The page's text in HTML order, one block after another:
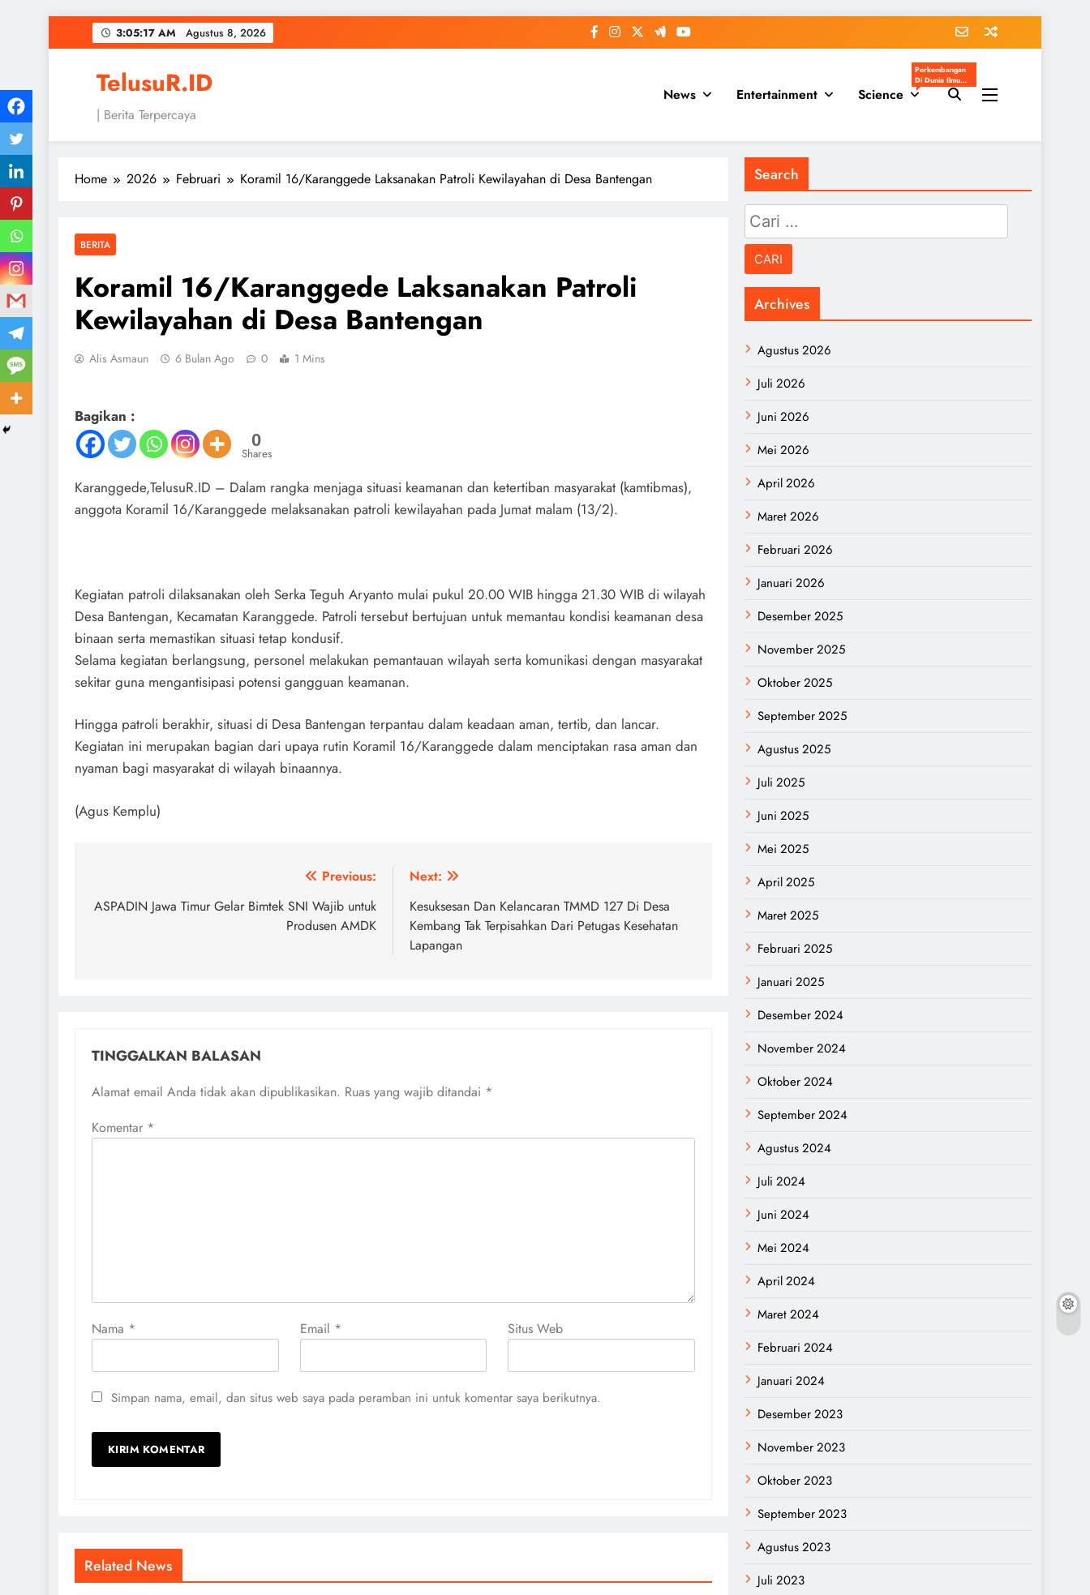
to
3:05:17 AM Agustus 8, 2026
TelusuR.ID
| Berita Terpercaya
News Entertainment Science
Perkembangan
Di Dunia Ilmu
Pengetahuan
Populer
Home 2026 Februari Koramil 16/Karanggede Laksanakan Patroli Kewilayahan di Desa Bantengan
BERITA
Koramil 16/Karanggede Laksanakan Patroli
Kewilayahan di Desa Bantengan
Alis Asmaun 6 Bulan Ago 0 1 Mins
Bagikan :
0
Shares
Karanggede,TelusuR.ID – Dalam rangka menjaga situasi keamanan dan ketertiban masyarakat (kamtibmas),
anggota Koramil 16/Karanggede melaksanakan patroli kewilayahan pada Jumat malam (13/2).
Kegiatan patroli dilaksanakan oleh Serka Teguh Aryanto mulai pukul 20.00 WIB hingga 21.30 WIB di wilayah
Desa Bantengan, Kecamatan Karanggede. Patroli tersebut bertujuan untuk memantau kondisi keamanan desa
binaan serta memastikan situasi tetap kondusif.
Selama kegiatan berlangsung, personel melakukan pemantauan wilayah serta komunikasi dengan masyarakat
sekitar guna mengantisipasi potensi gangguan keamanan.
Hingga patroli berakhir, situasi di Desa Bantengan terpantau dalam keadaan aman, tertib, dan lancar.
Kegiatan ini merupakan bagian dari upaya rutin Koramil 16/Karanggede dalam menciptakan rasa aman dan
nyaman bagi masyarakat di wilayah binaannya.
(Agus Kemplu)
pos
Previous:
ASPADIN Jawa Timur Gelar Bimtek SNI Wajib untuk
Produsen AMDK
Next:
Kesuksesan Dan Kelancaran TMMD 127 Di Desa
Kembang Tak Terpisahkan Dari Petugas Kesehatan
Lapangan
TINGGALKAN BALASAN
Alamat email Anda tidak akan dipublikasikan. Ruas yang wajib ditandai *
Komentar *
Nama * Email * Situs Web
Simpan nama, email, dan situs web saya pada peramban ini untuk komentar saya berikutnya.
Related News
Search
Cari
untuk:
Archives
Agustus 2026
Juli 2026
Juni 2026
Mei 2026
April 2026
Maret 2026
Februari 2026
Januari 2026
Desember 2025
November 2025
Oktober 2025
September 2025
Agustus 2025
Juli 2025
Juni 2025
Mei 2025
April 2025
Maret 2025
Februari 2025
Januari 2025
Desember 2024
November 2024
Oktober 2024
September 2024
Agustus 2024
Juli 2024
Juni 2024
Mei 2024
April 2024
Maret 2024
Februari 2024
Januari 2024
Desember 2023
November 2023
Oktober 2023
September 2023
Agustus 2023
Juli 2023